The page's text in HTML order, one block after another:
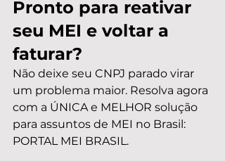
Pronto para reativar
seu MEI e voltar a
faturar?
Não deixe seu CNPJ parado virar
um problema maior. Resolva agora
com a ÚNICA e MELHOR solução
para assuntos de MEI no Brasil:
PORTAL MEI BRASIL.